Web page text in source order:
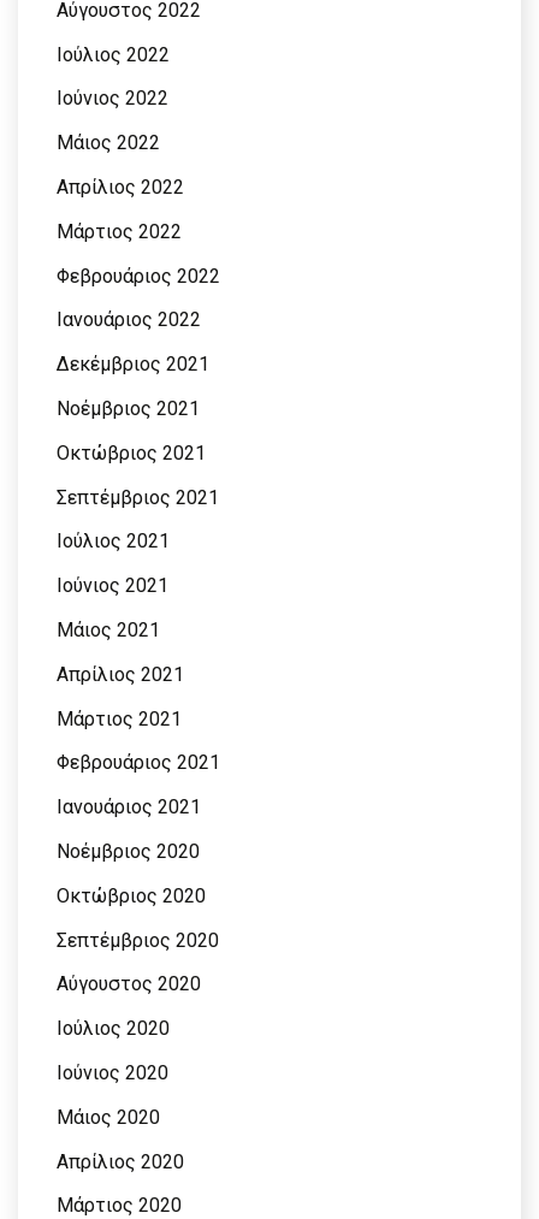
Αύγουστος 2022
Ιούλιος 2022
Ιούνιος 2022
Μάιος 2022
Απρίλιος 2022
Μάρτιος 2022
Φεβρουάριος 2022
Ιανουάριος 2022
Δεκέμβριος 2021
Νοέμβριος 2021
Οκτώβριος 2021
Σεπτέμβριος 2021
Ιούλιος 2021
Ιούνιος 2021
Μάιος 2021
Απρίλιος 2021
Μάρτιος 2021
Φεβρουάριος 2021
Ιανουάριος 2021
Νοέμβριος 2020
Οκτώβριος 2020
Σεπτέμβριος 2020
Αύγουστος 2020
Ιούλιος 2020
Ιούνιος 2020
Μάιος 2020
Απρίλιος 2020
Μάρτιος 2020